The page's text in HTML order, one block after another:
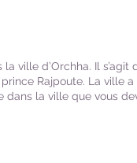
ville d’Orchha. Il
Rajpoute. La ville
la ville que vous